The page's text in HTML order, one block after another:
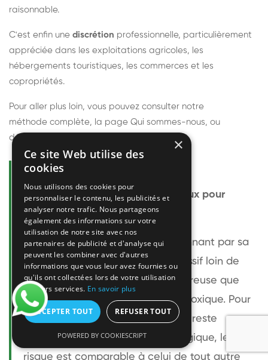
raisonnable.
C'est enfin une discrétion professionnelle, particulièrement
appréciée dans les exploitations agricoles, les
hébergements touristiques, les commerces et les
copropriétés.
Pour aller plus loin, vous pouvez consulter notre
méthode complète, la page Qui sommes-nous, ou
découvrir
Questions fréquentes
Le frelon européen est-il dangereux pour
l'homme ?
Le frelon européen est impressionnant par sa
taille mais relativement peu agressif loin de
son nid. Sa piqûre est plus douloureuse que
celle d'une guêpe sans être plus toxique. Pour
une personne non allergique, elle reste
bénigne. Pour une personne allergique, le
risque est comparable à celui de tout autre
×
Ce site Web utilise des
cookies
Nous utilisons des cookies pour
personnaliser le contenu, les publicités et
analyser notre trafic. Nous partageons
également des informations sur votre
utilisation de notre site avec nos
partenaires de publicité et d'analyse qui
peuvent les combiner avec d'autres
informations que vous leur avez fournies ou
qu'ils ont collectées lors de votre utilisation
de leurs services. En savoir plus
ACCEPTER TOUT REFUSER TOUT
POWERED BY COOKIESCRIPT